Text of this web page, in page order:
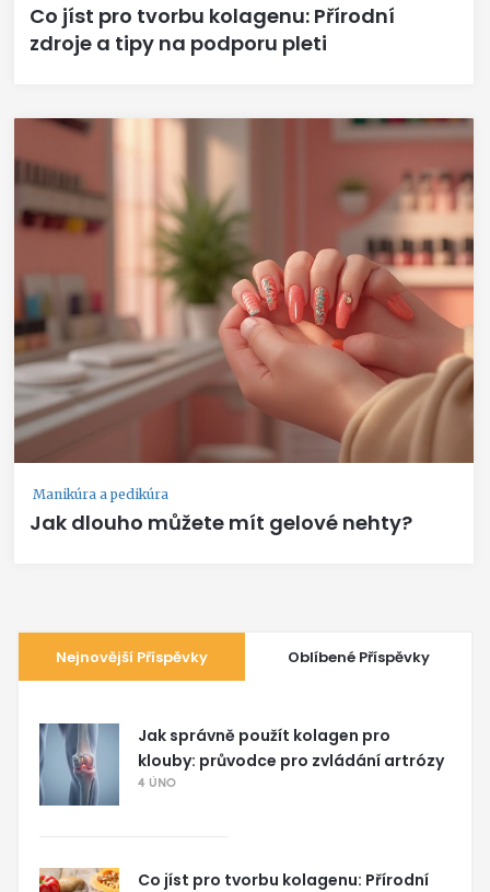
Co jíst pro tvorbu kolagenu: Přírodní
zdroje a tipy na podporu pleti
Manikúra a pedikúra
Jak dlouho můžete mít gelové nehty?
Nejnovější Příspěvky Oblíbené Příspěvky
Jak správně použít kolagen pro
klouby: průvodce pro zvládání artrózy
4 ÚNO
Co jíst pro tvorbu kolagenu: Přírodní